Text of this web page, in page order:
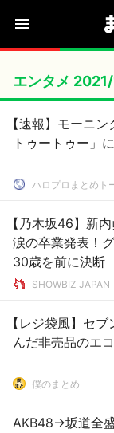
エンタメ
【速報】モーニ
トゥートゥー」
ハロプロまとめト
【乃木坂46】新
涙の卒業発表！
30歳を前に決断
SHOWBIZ JAPAN
【レジ袋風】セ
んだ非売品のエ
僕のまとめ
AKB48→坂道全